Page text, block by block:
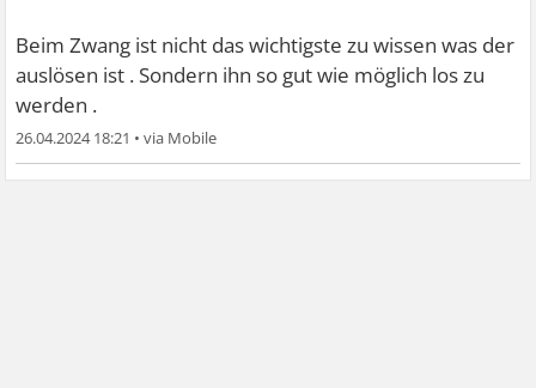
Beim Zwang ist nicht das wichtigste zu wissen was der
auslösen ist . Sondern ihn so gut wie möglich los zu
werden .
26.04.2024 18:21 •